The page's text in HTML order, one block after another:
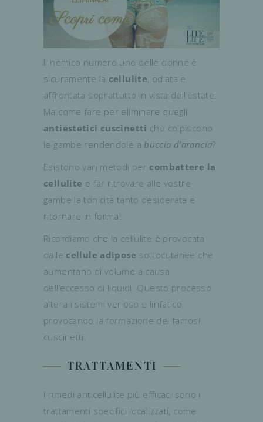
Il nemico numero uno delle donne è
sicuramente la cellulite , odiata e
affrontata soprattutto in vista dell’estate.
Ma come fare per eliminare quegli
antiestetici cuscinetti che colpiscono
le gambe rendendole a buccia d’arancia?
Esistono vari metodi per combattere la
cellulite e far ritrovare alle vostre
gambe la tonicità tanto desiderata e
ritornare in forma!
Ricordiamo che la cellulite è provocata
dalle cellule adipose sottocutanee che
aumentano di volume a causa
dell’eccesso di liquidi. Questo processo
altera i sistemi venoso e linfatico,
provocando la formazione dei famosi
cuscinetti.
TRATTAMENTI
I rimedi anticellulite più efficaci sono i
trattamenti specifici localizzati, come